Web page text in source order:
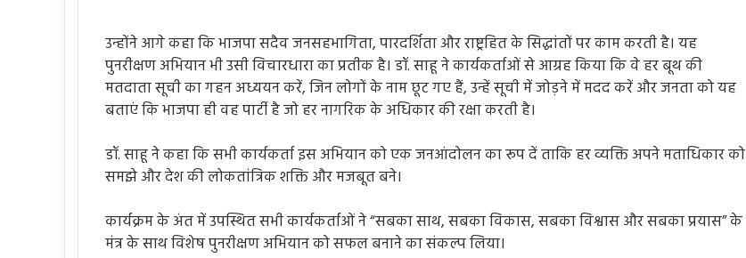
उन्होंने आगे कहा कि भाजपा सदैव जनसहभागिता, पारदर्शिता और राष्ट्रहित के सिद्धांतों पर काम करती है। यह
पुनरीक्षण अभियान भी उसी विचारधारा का प्रतीक है। डॉ. साहू ने कार्यकर्ताओं से आग्रह किया कि वे हर बूथ की
मतदाता सूची का गहन अध्ययन करें, जिन लोगों के नाम छूट गए हैं, उन्हें सूची में जोड़ने में मदद करें और जनता को यह
बताएं कि भाजपा ही वह पार्टी है जो हर नागरिक के अधिकार की रक्षा करती है।
डॉ. साहू ने कहा कि सभी कार्यकर्ता इस अभियान को एक जनआंदोलन का रूप दें ताकि हर व्यक्ति अपने मताधिकार को
समझे और देश की लोकतांत्रिक शक्ति और मजबूत बने।
कार्यक्रम के अंत में उपस्थित सभी कार्यकर्ताओं ने “सबका साथ, सबका विकास, सबका विश्वास और सबका प्रयास” के
मंत्र के साथ विशेष पुनरीक्षण अभियान को सफल बनाने का संकल्प लिया।